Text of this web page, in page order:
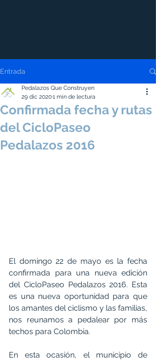
Entrada
Confirmada fecha y rutas
del CicloPaseo
Pedalazos 2016
Pedalazos Que Construyen
29 dic 20201 min de lectura
El domingo 22 de mayo es la fecha
confirmada para una nueva edición
del CicloPaseo Pedalazos 2016. Esta
es una nueva oportunidad para que
los amantes del ciclismo y las familias,
nos reunamos a pedalear por más
techos para Colombia.
En esta ocasión, el municipio de